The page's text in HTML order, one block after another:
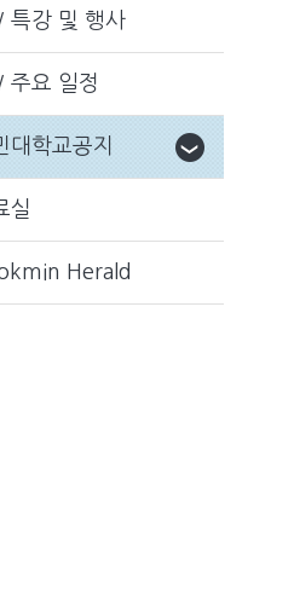
특강 및 행사
주요 일정
대학교공지
실
Herald